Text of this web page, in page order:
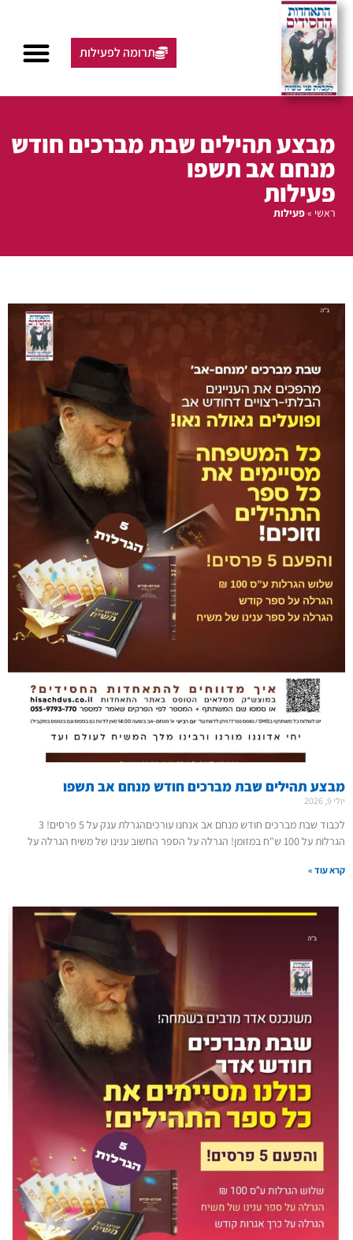
תרומה לפעילות
מבצע תהילים שבת מברכים חודש
מנחם אב תשפו
פעילות
ראשי »פעילות
מבצע תהילים שבת מברכים חודש מנחם אב תשפו
יולי 9, 2026
לכבוד שבת מברכים חודש מנחם אב אנחנו עורכיםהגרלת ענק על 5 פרסים! 3
הגרלות על 100 ש"ח במזומן! הגרלה על הספר החשוב ענינו של משיח הגרלה על
קרא עוד »